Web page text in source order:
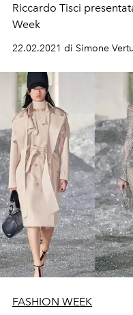
Riccardo Tisci
Week
22.02.2021 di Simone
FASHION WEEK